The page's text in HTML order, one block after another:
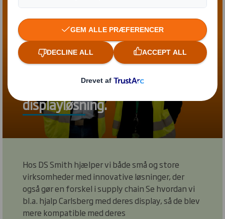
Se hvordan vi hjalp Carlsberg
med at løse en problemstilling
de stod med i forhold til deres
displayløsning.
Hos DS Smith hjælper vi både små og store
virksomheder med innovative løsninger, der
også gør en forskel i supply chain Se hvordan vi
bl.a. hjalp Carlsberg med deres display, så de blev
mere kompatible med deres